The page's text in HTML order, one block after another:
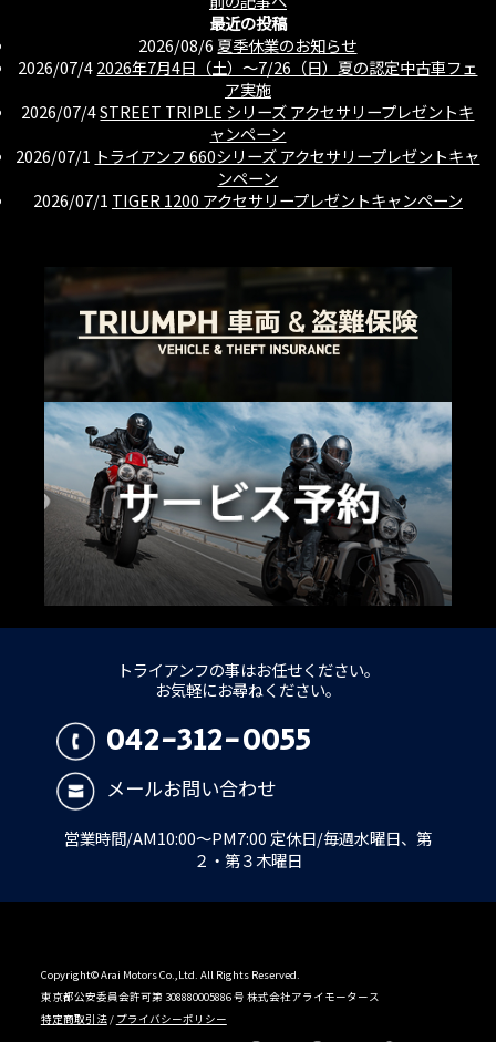
最近の投稿
2026/08/6 夏季休業のお知らせ
2026/07/42026年7月4日（土）〜7/26（日）夏の認定中古車フェ
ア実施
2026/07/4STREET TRIPLE シリーズ アクセサリープレゼントキ
ャンペーン
2026/07/1 トライアンフ 660シリーズ アクセサリープレゼントキャ
ンペーン
2026/07/1 TIGER 1200 アクセサリープレゼントキャンペーン
トライアンフの事はお任せください。
お気軽にお尋ねください。
042-312-0055
メールお問い合わせ
営業時間/AM10:00～PM7:00 定休日/毎週水曜日、第
２・第３木曜日
Copyright© Arai Motors Co.,Ltd. All Rights Reserved.
東京都公安委員会許可第 308880005886 号 株式会社アライモータース
特定商取引法/ プライバシーポリシー